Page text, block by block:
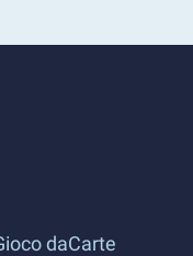
daCarte